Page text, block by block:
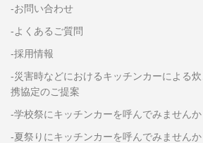
-お問い合わせ
-よくあるご質問
-採用情報
-災害時などにおけるキッチンカーによる
携協定のご提案
-学校祭にキッチンカーを呼んでみませんか
-夏祭りにキッチンカーを呼んでみませんか